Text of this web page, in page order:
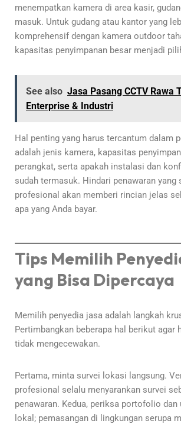
menempatkan kamera di area kasir,
masuk. Untuk gudang atau kantor yang
komprehensif dengan kamera outdoor
kapasitas penyimpanan besar menjadi
See also Jasa Pasang CCTV Rawa
Enterprise & Industri
Hal penting yang harus tercantum dalam
adalah jenis kamera, kapasitas
perangkat, serta apakah instalasi dan
sudah termasuk. Hindari penawaran yang
profesional akan memberi rincian jelas
apa yang Anda bayar.
Tips Memilih
yang Bisa Dipercaya
Memilih penyedia jasa adalah langkah
Pertimbangkan beberapa hal berikut agar
tidak mengecewakan.
Pertama, minta survei lokasi langsung.
profesional selalu menyarankan survei
penawaran. Kedua, periksa portofolio dan
lokal; pemasangan di lingkungan serupa